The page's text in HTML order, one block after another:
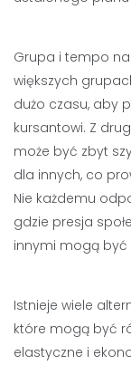
Grupa i tempo
większych
dużo czasu, aby
kursantowi. Z
może być zbyt
dla innych, co
Nie każdemu
gdzie presja
innymi mogą
Istnieje wiele
które mogą być
elastyczne i